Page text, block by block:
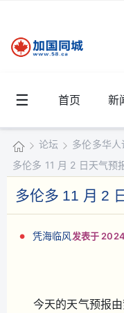
☰ 首页 新
加
国
同
城
»
论坛
›
多伦多华人
多伦多 11 月 2 日天气预
多伦多 11 月 2
凭海临风 发表于
今天的天气预报